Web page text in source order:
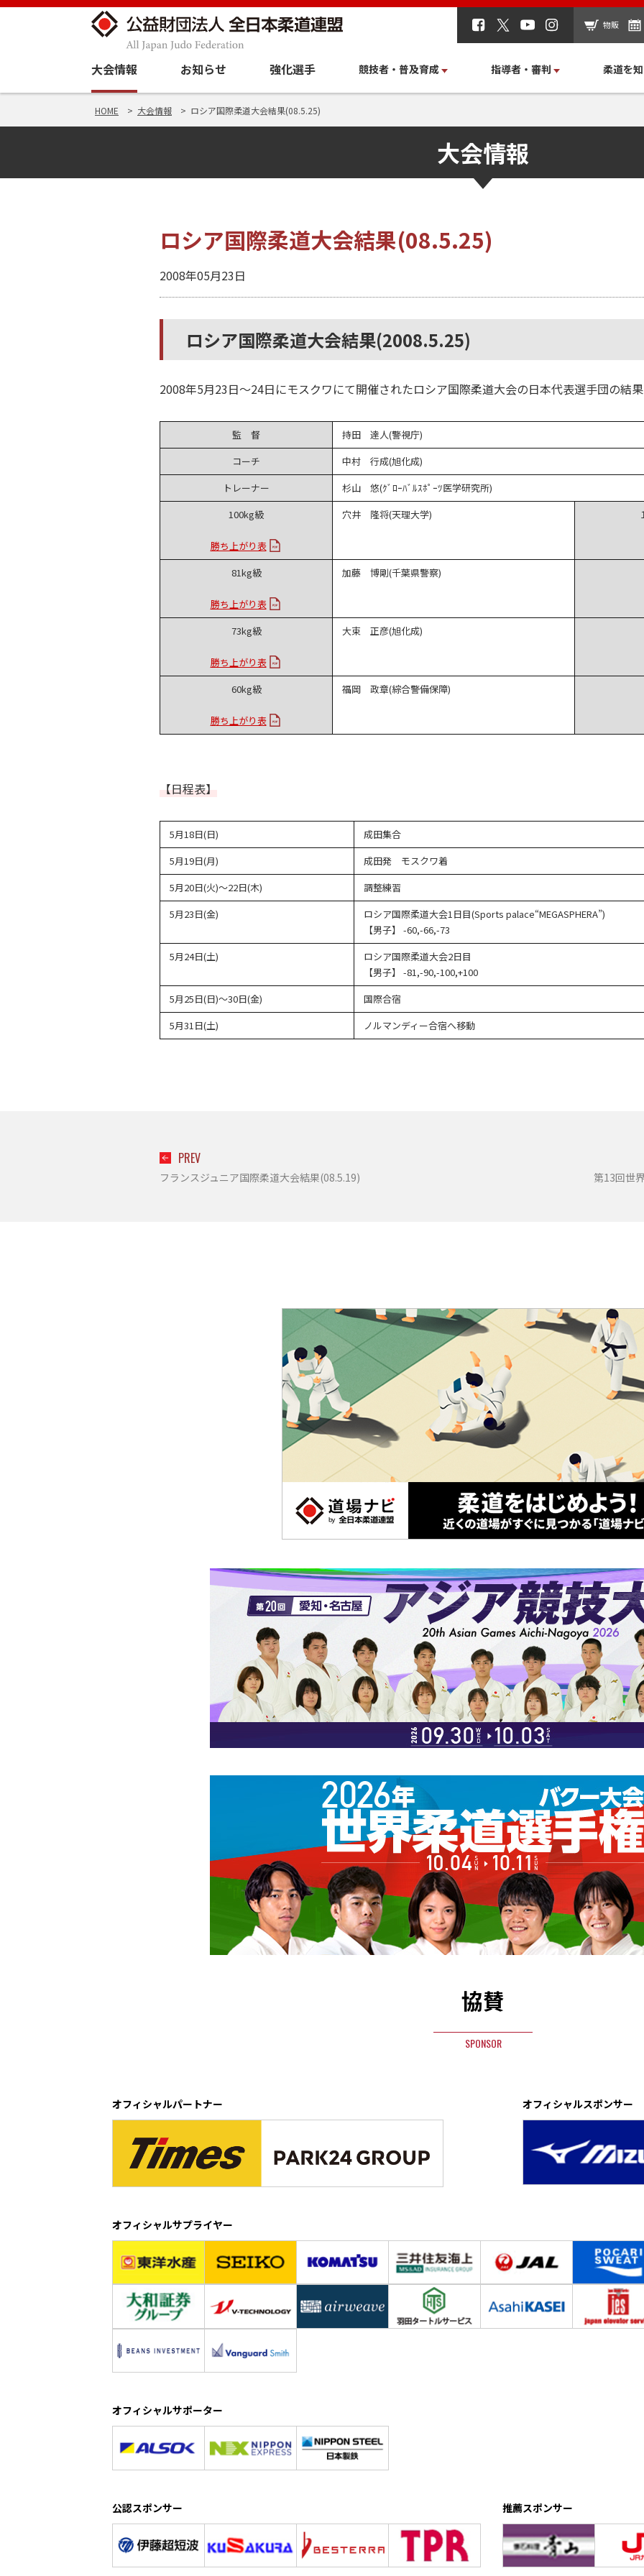
物販
大会情報 お知らせ 強化選手 競技者・普及育成 指導者・審判 柔道を
HOME 大会情報 ロシア国際柔道大会結果(08.5.25)
大会情報
ロシア国際柔道大会結果(08.5.25)
2008年05月23日
ロシア国際柔道大会結果(2008.5.25)
2008年5月23日～24日にモスクワにて開催されたロシア国際柔道大会の日本代表選手団の結
監 督
持田 達人(警視庁)
コーチ
中村 行成(旭化成)
トレーナー
杉山 悠(ｸﾞﾛｰﾊﾞﾙｽﾎﾟｰﾂ医学研究所)
100kg級
勝ち上がり表
穴井 隆将(天理大学)
81kg級
勝ち上がり表
加藤 博剛(千葉県警察)
73kg級
勝ち上がり表
大束 正彦(旭化成)
60kg級
勝ち上がり表
福岡 政章(綜合警備保障)
【日程表】
5月18日(日)
成田集合
5月19日(月)
成田発 モスクワ着
5月20日(火)～22日(木)
調整練習
5月23日(金)
ロシア国際柔道大会1日目(Sports palace“MEGASPHERA”)
【男子】 -60,-66,-73
5月24日(土)
ロシア国際柔道大会2日目
【男子】 -81,-90,-100,+100
5月25日(日)～30日(金)
国際合宿
5月31日(土)
ノルマンディー合宿へ移動
PREV
フランスジュニア国際柔道大会結果(08.5.19) 第13回世
協賛
SPONSOR
オフィシャルパートナー オフィシャルスポンサー
オフィシャルサプライヤー
オフィシャルサポーター
公認スポンサー 推薦スポンサー